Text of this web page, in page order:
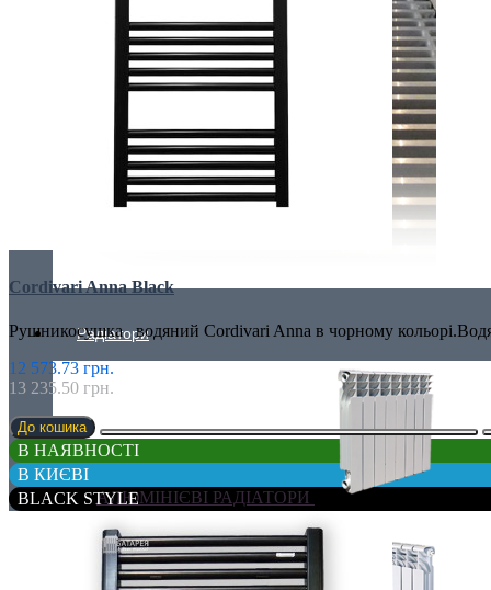
Радіатори
АЛЮМІНІЄВІ РАДІАТОРИ
Cordivari Anna Black
Рушникосушка водяний Cordivari Anna в чорному
12 573.73 грн.
13 235.50 грн.
До кошика
В НАЯВНОСТІ
В КИЄВІ
BLACK STYLE